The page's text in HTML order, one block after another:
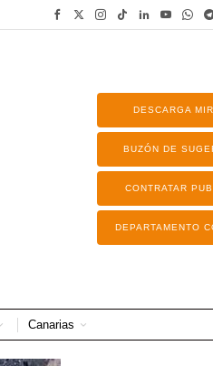
DESCARGA
BUZÓN DE
CONTRATAR
DEPARTAMENTO
Canarias